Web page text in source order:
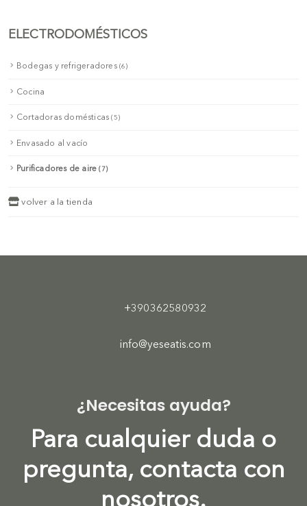
ELECTRODOMÉSTICOS
Bodegas y refrigeradores (6)
Cocina
Cortadoras domésticas(5)
Envasado al vacío
Purificadores de aire(7)
volver a la tienda
+390362580932
info@yeseatis.com
¿Necesitas ayuda?
Para cualquier duda o
pregunta, contacta con
nosotros.